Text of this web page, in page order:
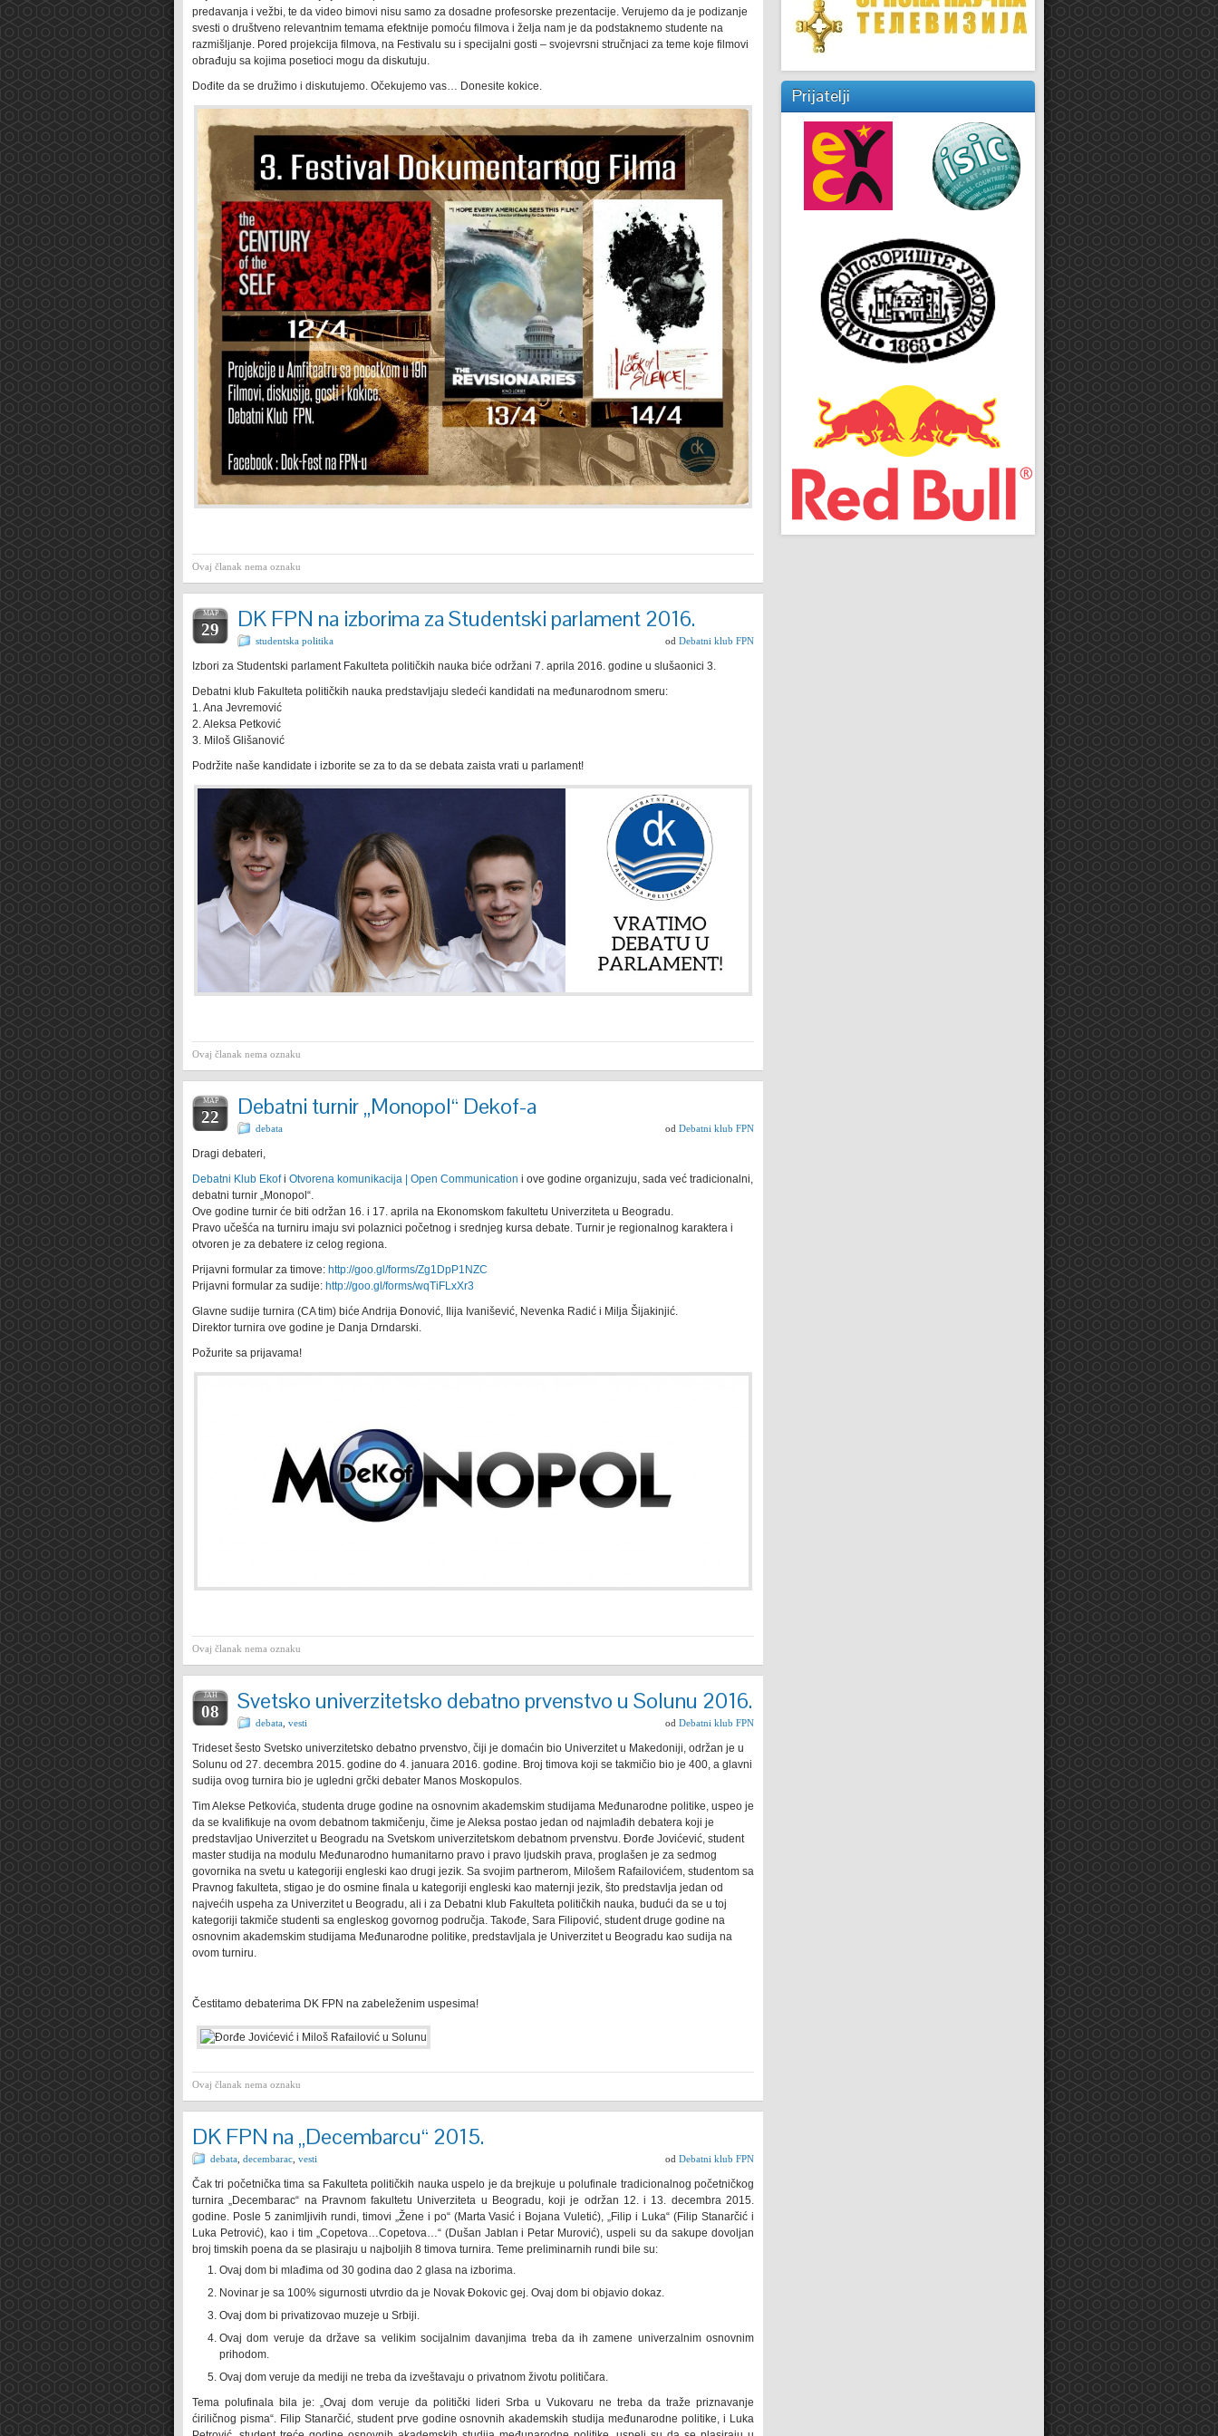
predavanja i vežbi, te da video bimovi nisu samo za dosadne profesorske prezentacije. Verujemo da je podizanje
svesti o društveno relevantnim temama efektnije pomoću filmova i želja nam je da podstaknemo studente na
razmišljanje. Pored projekcija filmova, na Festivalu su i specijalni gosti – svojevrsni stručnjaci za teme koje filmovi
obrađuju sa kojima posetioci mogu da diskutuju.
Dođite da se družimo i diskutujemo. Očekujemo vas… Donesite kokice.
Ovaj članak nema oznaku
МАР
29 DK FPN na izborima za Studentski parlament 2016.
studentska politika od Debatni klub FPN
Izbori za Studentski parlament Fakulteta političkih nauka biće održani 7. aprila 2016. godine u slušaonici 3.
Debatni klub Fakulteta političkih nauka predstavljaju sledeći kandidati na međunarodnom smeru:
1. Ana Jevremović
2. Aleksa Petković
3. Miloš Glišanović
Podržite naše kandidate i izborite se za to da se debata zaista vrati u parlament!
Ovaj članak nema oznaku
МАР
22 Debatni turnir „Monopol“ Dekof-a
debata od Debatni klub FPN
Dragi debateri,
Debatni Klub Ekofi Otvorena komunikacija | Open Communication i ove godine organizuju, sada već tradicionalni,
debatni turnir „Monopol“.
Ove godine turnir će biti održan 16. i 17. aprila na Ekonomskom fakultetu Univerziteta u Beogradu.
Pravo učešća na turniru imaju svi polaznici početnog i srednjeg kursa debate. Turnir je regionalnog karaktera i
otvoren je za debatere iz celog regiona.
Prijavni formular za timove: http://goo.gl/forms/Zg1DpP1NZC
Prijavni formular za sudije: http://goo.gl/forms/wqTiFLxXr3
Glavne sudije turnira (CA tim) biće Andrija Đonović, Ilija Ivanišević, Nevenka Radić i Milja Šijakinjić.
Direktor turnira ove godine je Danja Drndarski.
Požurite sa prijavama!
Ovaj članak nema oznaku
ЈАН
08 Svetsko univerzitetsko debatno prvenstvo u Solunu 2016.
debata vesti od Debatni klub FPN
Trideset šesto Svetsko univerzitetsko debatno prvenstvo, čiji je domaćin bio Univerzitet u Makedoniji, održan je u
Solunu od 27. decembra 2015. godine do 4. januara 2016. godine. Broj timova koji se takmičio bio je 400, a glavni
sudija ovog turnira bio je ugledni grčki debater Manos Moskopulos.
Tim Alekse Petkovića, studenta druge godine na osnovnim akademskim studijama Međunarodne politike, uspeo je
da se kvalifikuje na ovom debatnom takmičenju, čime je Aleksa postao jedan od najmlađih debatera koji je
predstavljao Univerzitet u Beogradu na Svetskom univerzitetskom debatnom prvenstvu. Đorđe Jovićević, student
master studija na modulu Međunarodno humanitarno pravo i pravo ljudskih prava, proglašen je za sedmog
govornika na svetu u kategoriji engleski kao drugi jezik. Sa svojim partnerom, Milošem Rafailovićem, studentom sa
Pravnog fakulteta, stigao je do osmine finala u kategoriji engleski kao maternji jezik, što predstavlja jedan od
najvećih uspeha za Univerzitet u Beogradu, ali i za Debatni klub Fakulteta političkih nauka, budući da se u toj
kategoriji takmiče studenti sa engleskog govornog područja. Takođe, Sara Filipović, student druge godine na
osnovnim akademskim studijama Međunarodne politike, predstavljala je Univerzitet u Beogradu kao sudija na
ovom turniru.
Čestitamo debaterima DK FPN na zabeleženim uspesima!
Ovaj članak nema oznaku
DK FPN na „Decembarcu“ 2015.
debata decembarac vesti od Debatni klub FPN
Čak tri početnička tima sa Fakulteta političkih nauka uspelo je da brejkuje u polufinale tradicionalnog početničkog
turnira „Decembarac“ na Pravnom fakultetu Univerziteta u Beogradu, koji je održan 12. i 13. decembra 2015.
godine. Posle 5 zanimljivih rundi, timovi „Žene i po“ (Marta Vasić i Bojana Vuletić), „Filip i Luka“ (Filip Stanarčić i
Luka Petrović), kao i tim „Copetova…Copetova…“ (Dušan Jablan i Petar Murović), uspeli su da sakupe dovoljan
broj timskih poena da se plasiraju u najboljih 8 timova turnira. Teme preliminarnih rundi bile su:
Ovaj dom bi mlađima od 30 godina dao 2 glasa na izborima.
Novinar je sa 100% sigurnosti utvrdio da je Novak Đokovic gej. Ovaj dom bi objavio dokaz.
Ovaj dom bi privatizovao muzeje u Srbiji.
Ovaj dom veruje da države sa velikim socijalnim davanjima treba da ih zamene univerzalnim osnovnim
prihodom.
Ovaj dom veruje da mediji ne treba da izveštavaju o privatnom životu političara.
Tema polufinala bila je: „Ovaj dom veruje da politički lideri Srba u Vukovaru ne treba da traže priznavanje
ćiriličnog pisma“. Filip Stanarčić, student prve godine osnovnih akademskih studija međunarodne politike, i Luka
Prijatelji